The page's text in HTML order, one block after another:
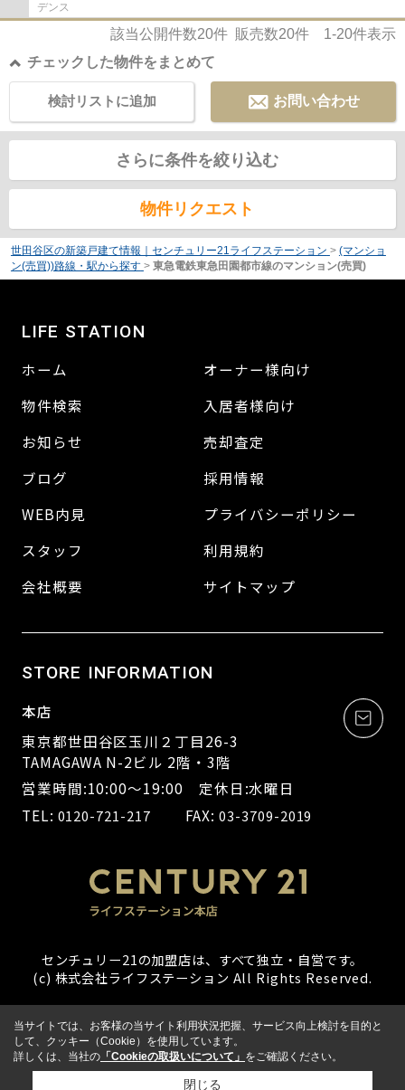
デンス
該当公開件数20件 販売数20件 1-20件表示
チェックした物件をまとめて
お問い合わせ
検討リストに追加
さらに条件を絞り込む
物件リクエスト
世田谷区の新築戸建て情報｜センチュリー21ライフステーション > (マンショ
ン(売買))路線・駅から探す > 東急電鉄東急田園都市線のマンション(売買)
LIFE STATION
ホーム
物件検索
お知らせ
ブログ
WEB内見
スタッフ
会社概要
オーナー様向け
入居者様向け
売却査定
採用情報
プライバシーポリシー
利用規約
サイトマップ
STORE INFORMATION
本店
東京都世田谷区玉川２丁目26-3
TAMAGAWA N-2ビル 2階・3階
営業時間:10:00～19:00 定休日:水曜日
TEL: 0120-721-217 FAX:03-3709-2019
センチュリー21の加盟店は、すべて独立・自営です。
(c) 株式会社ライフステーション All Rights Reserved.
当サイトでは、お客様の当サイト利用状況把握、サービス向上検討を目的と
して、クッキー（Cookie）を使用しています。
詳しくは、当社の 「Cookieの取扱いについて」 をご確認ください。
閉じる